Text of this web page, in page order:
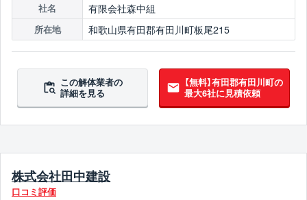
社名 有限会社森中組
所在地 和歌山県有田郡有田川町板尾215
この解体業者の
詳細を見る
【無料】有田郡有田川町の
最大6社に見積依頼
株式会社田中建設
口コミ評価